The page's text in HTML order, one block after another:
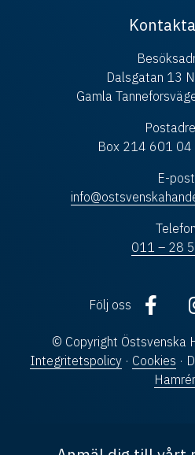
Dalsgatan 13
Gamla
Box 214 601 04
E-post
Telefon
011 – 28
Följ oss
© Copyright Östsvenska
Integritetspolicy · Cookies ·